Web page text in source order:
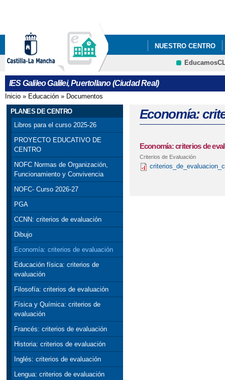
NUESTRO CENTRO
PROYECTO DE
IES Galileo Galilei, Puertollano (Ciudad Real)
Se encuentra usted aquí
Inicio » Educación » Documentos
PLANES DE CENTRO
Libros para el curso 2025-26
PROYECTO EDUCATIVO DE
CENTRO
NOFC Normas de Organización,
Funcionamiento y Convivencia
NOFC- Curso 2026-27
PGA
CCNN: criterios de evaluación
Dibujo
Economía: criterios de evaluación
Educación física: criterios de
evaluación
Filosofía: criterios de evaluación
Física y Química: criterios de
evaluación
Francés: criterios de evaluación
Historia: criterios de evaluación
Inglés: criterios de evaluación
Lengua: criterios de evaluación
Economía:
Economía: criterios de
Criterios de Evaluación